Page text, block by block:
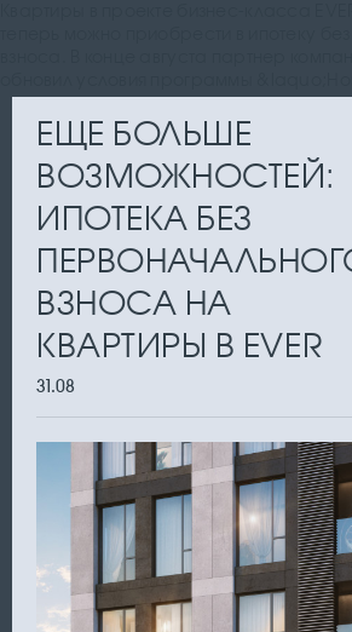
ЕЩЕ БОЛЬШЕ
ВОЗМОЖНОСТЕЙ:
ИПОТЕКА БЕЗ
ВЗНОСА НА
КВАРТИРЫ В EVER
31.08